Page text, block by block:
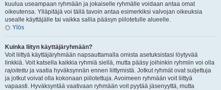
kuulua useampaan ryhmään ja jokaiselle ryhmälle voidaan antaa omat
oikeutensa. Ylläpitäjä voi tällä tavoin antaa esimerkiksi valvojan oikeuksia
usealle käyttäjälle tai vaikka sallia pääsyn piilotetulle alueelle.
Ylös
Kuinka liityn käyttäjäryhmään?
Voit liittyä käyttäjäryhmään napsauttamalla omista asetuksistasi löytyvää
linkkiä. Voit katsella kaikkia ryhmiä siellä, mutta pääsy joihinkin ryhmiin voi olla
rajoitettu ja vaatia hyväksynnän ennen liittymistä. Jotkut ryhmät ovat suljettuja
ja jotkut voivat olla kokonaan piilotettuja. Avoimeen ryhmään voit liittyä
vapaasti. Hyväksyntää vaativaan ryhmään voit pyytää jäsenyyttä, mutta